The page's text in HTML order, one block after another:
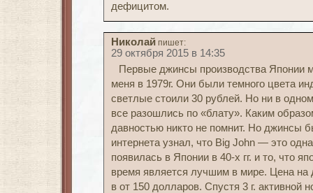
дефицитом.
Николай пишет:
29 октября 2015 в 14:35
Первые джинсы производства Японии
меня в 1979г. Они были темного цвета
светлые стоили 30 рублей. Но ни в
все разошлись по «блату». Каким
давностью никто не помнит. Но джинсы
интернета узнал, что Big John — это
появилась в Японии в 40-х гг. и то, что
время является лучшим в мире. Цена на
в от 150 долларов. Спустя 3 г. активной